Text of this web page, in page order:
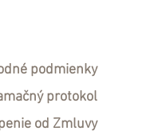
podmienky
protokol
od Zmluvy